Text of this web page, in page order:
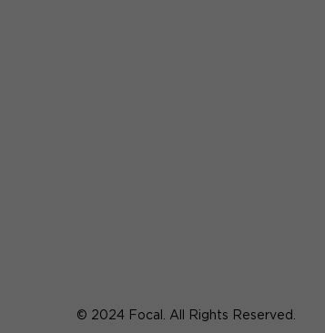
© 2024 Focal. All Rights Reserved.